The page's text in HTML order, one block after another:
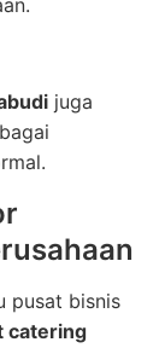
juga
pusat bisnis
catering